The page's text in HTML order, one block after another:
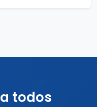
todos